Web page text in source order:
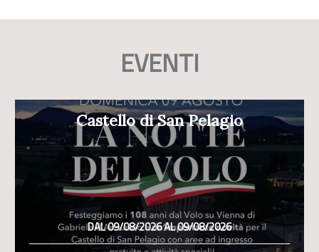
EVENTI
Castello di San Pelagio
DAL 09/08/2026 AL 09/08/2026